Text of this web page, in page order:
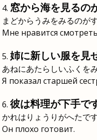
窓から海を見るの
まどからうみをみるのが
Мне нравится
姉に新しい服を見
あねにあたらしいふくを
Я показал старшей
彼は料理が下手で
かれはりょうりがへたです
Он плохо готовит.